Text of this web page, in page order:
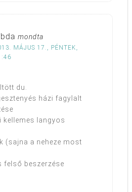
mondta
MÁJUS 17., PÉNTEK,
du.
házi fagylalt
kellemes langyos
(sajna a neheze most
felső beszerzése